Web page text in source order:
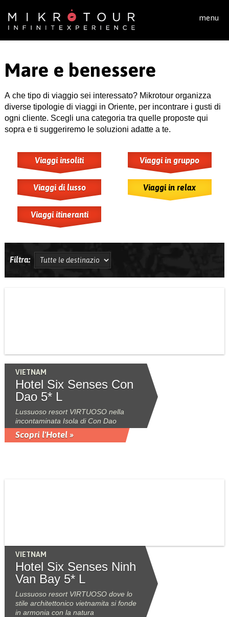
menu
Mare e benessere
A che tipo di viaggio sei interessato? Mikrotour organizza
diverse tipologie di viaggi in Oriente, per incontrare i gusti di
ogni cliente. Scegli una categoria tra quelle proposte qui
sopra e ti suggeriremo le soluzioni adatte a te.
Viaggi insoliti Viaggi in gruppo
Viaggi di lusso Viaggi in relax
Viaggi itineranti
Filtra:
VIETNAM
Hotel Six Senses Con
Dao 5* L
Lussuoso resort VIRTUOSO nella
incontaminata Isola di Con Dao
Scopri l'Hotel »
VIETNAM
Hotel Six Senses Ninh
Van Bay 5* L
Lussuoso resort VIRTUOSO dove lo
stile architettonico vietnamita si fonde
in armonia con la natura